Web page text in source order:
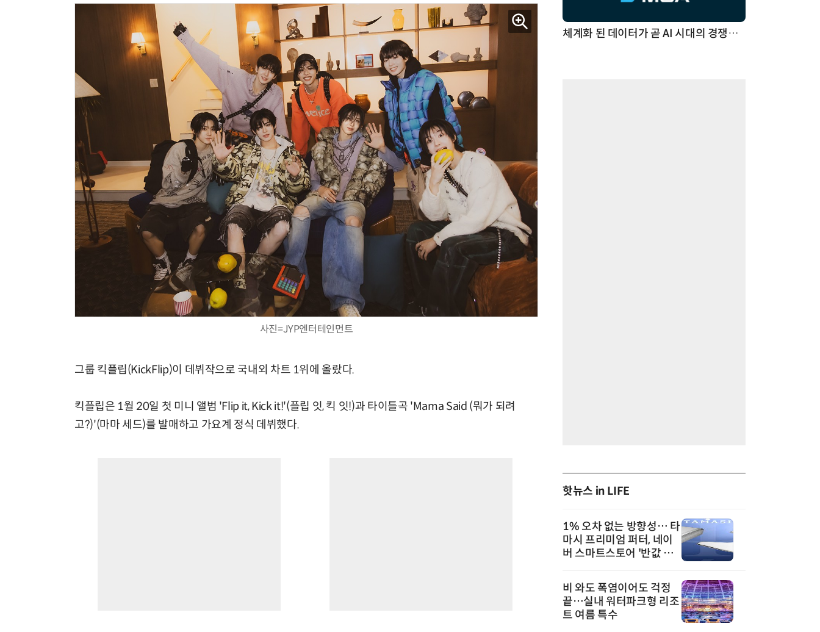
사진=JYP엔터테인먼트
그룹 킥플립(KickFlip)이 데뷔작으로 국내외 차트 1위에 올랐다.
킥플립은 1월 20일 첫 미니 앨범 'Flip it, Kick it!'(플립 잇, 킥 잇!)과 타이틀곡 'Mama Said (뭐가 되려
고?)'(마마 세드)를 발매하고 가요계 정식 데뷔했다.
AI Native Enterprise를 지원하는 AI Ready Data 플랫폼 활용 전략 AI 시대의 옵저버빌리티: GPU·LLM 모니터링부터 AI 기반 장애 대응까지 체계화 된 데이터가 곧 AI 시대의 경쟁력이다
핫뉴스 in LIFE
1% 오차 없는 방향성… 타
마시 프리미엄 퍼터, 네이
버 스마트스토어 '반값 할
비 와도 폭염이어도 걱정
끝…실내 워터파크형 리조
트 여름 특수